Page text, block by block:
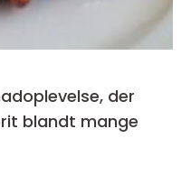
der
blandt mange